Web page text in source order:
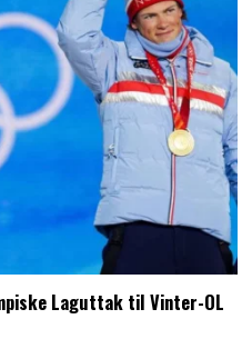
Laguttak til Vinter-OL